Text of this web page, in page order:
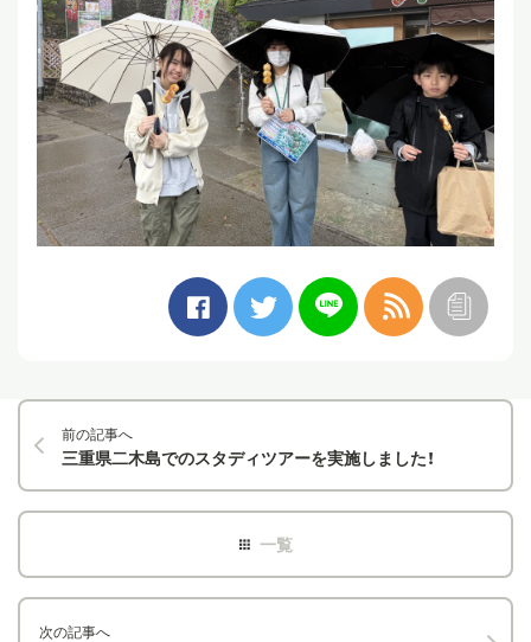
前の記事へ
三重県二木島でのスタディツアーを実施しました！
次の記事へ